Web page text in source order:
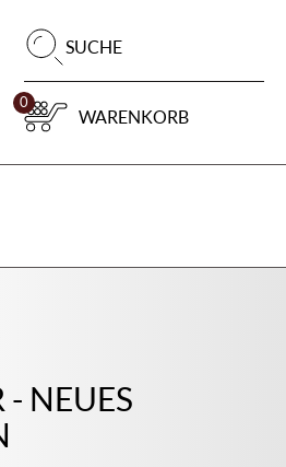
SUCHE
0
WARENKORB
- NEUES